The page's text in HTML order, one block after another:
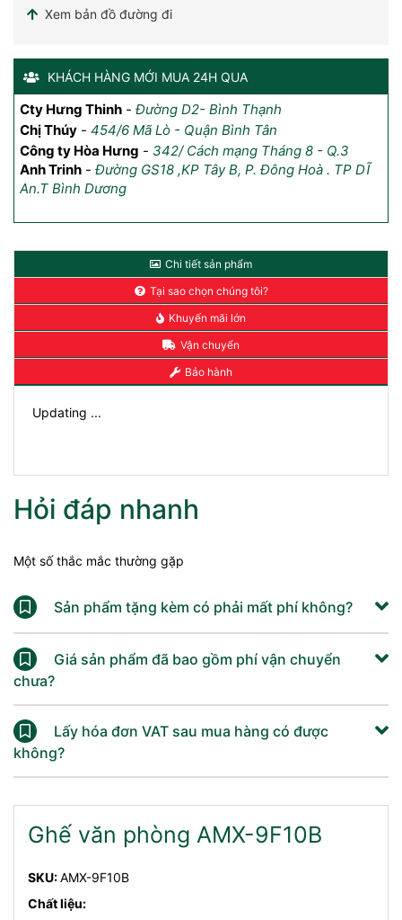
Xem bản đồ đường đi
KHÁCH HÀNG MỚI MUA 24H QUA
Cty Hưng Thinh - Đường D2- Bình Thạnh
Chị Thúy - 454/6 Mã Lò - Quận Bình Tân
Công ty Hòa Hưng - 342/ Cách mạng Tháng 8 - Q.3
Anh Đăng -chung cư Vinhomes Grand Park, quận 9,
HCM
Anh Jack Vo -AQUA 4 Vinhome Golden, HCM
Anh Trinh - Đường GS18 ,KP Tây B, P. Đông Hoà . TP DĨ
An.T Bình Dương
Chi tiết sản phẩm
Tại sao chọn chúng tôi?
Khuyến mãi lớn
Vận chuyển
Bảo hành
Updating ...
Hỏi đáp nhanh
Một số thắc mắc thường gặp
Sản phẩm tặng kèm có phải mất phí không?
Giá sản phẩm đã bao gồm phí vận chuyển
chưa?
Lấy hóa đơn VAT sau mua hàng có được
không?
Ghế văn phòng AMX-9F10B
SKU:AMX-9F10B
Chất liệu: